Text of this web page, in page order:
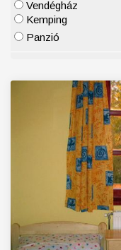
Vendégház
Kemping
Panzió